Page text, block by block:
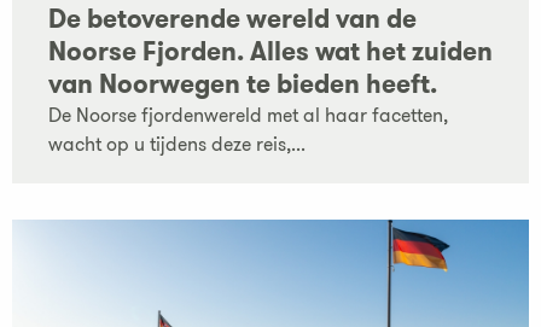
De betoverende wereld van de
Noorse Fjorden. Alles wat het zuiden
van Noorwegen te bieden heeft.
De Noorse fjordenwereld met al haar facetten,
wacht op u tijdens deze reis,...